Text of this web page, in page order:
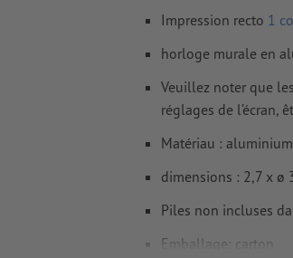
Impression recto 1
horloge murale en
Veuillez noter que
réglages de l’écran,
Matériau : aluminium
dimensions : 2,7 x ø
Piles non incluses
Emballage: carton